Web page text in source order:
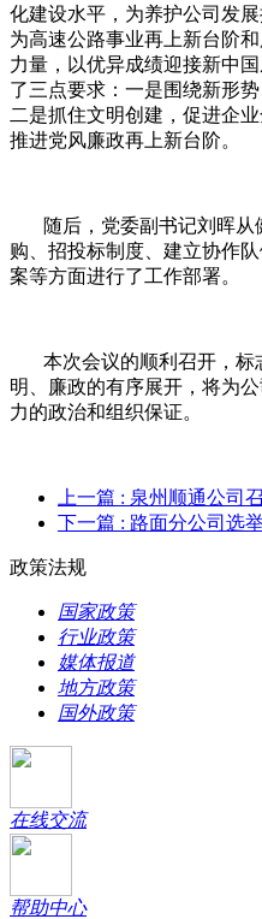
化建设水平，为养护公司发
为高速公路事业再上新台阶
力量，以优异成绩迎接新中
了三点要求：一是围绕新形
二是抓住文明创建，促进企
推进党风廉政再上新台阶。
随后，党委副书记刘晖从
购、招投标制度、建立协作
案等方面进行了工作部署。
本次会议的顺利召开，标
明、廉政的有序展开，将为
力的政治和组织保证。
上一篇 : 泉州顺通公司
下一篇 : 路面分公司选
政策法规
国家政策
行业政策
媒体报道
地方政策
国外政策
在线交流
帮助中心